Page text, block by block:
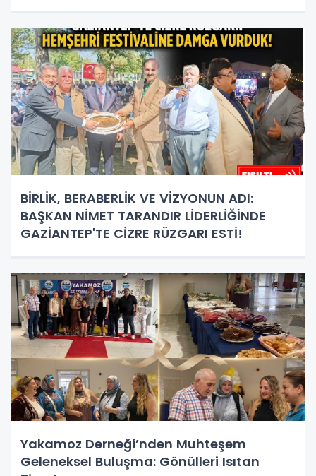
BİRLİK, BERABERLİK VE VİZYONUN ADI:
BAŞKAN NİMET TARANDIR LİDERLİĞİNDE
GAZİANTEP'TE CİZRE RÜZGARI ESTİ!
Yakamoz Derneği’nden Muhteşem
Geleneksel Buluşma: Gönülleri Isıtan